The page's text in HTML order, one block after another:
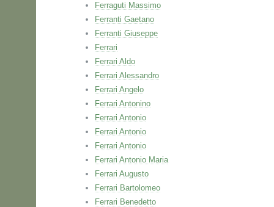
Ferraguti Massimo
Ferranti Gaetano
Ferranti Giuseppe
Ferrari
Ferrari Aldo
Ferrari Alessandro
Ferrari Angelo
Ferrari Antonino
Ferrari Antonio
Ferrari Antonio
Ferrari Antonio
Ferrari Antonio Maria
Ferrari Augusto
Ferrari Bartolomeo
Ferrari Benedetto